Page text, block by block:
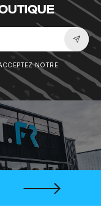
NOTRE